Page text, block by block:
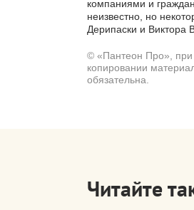
компаниями и
неизвестно, но
Дерипаски и Виктора
© «Пантеон Про»,
копировании
обязательна.
Читайте